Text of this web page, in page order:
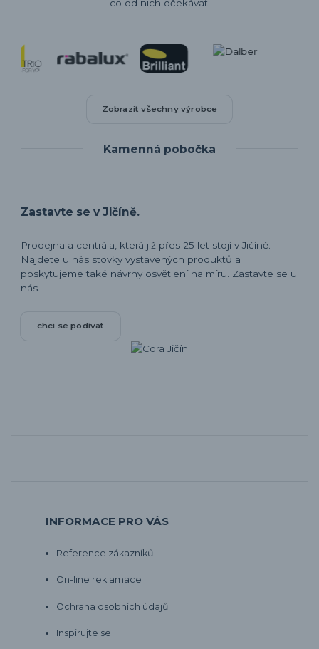
co od nich očekávat.
Zobrazit všechny výrobce
Kamenná pobočka
Zastavte se v Jičíně.
Prodejna a centrála, která již přes 25 let stojí v Jičíně.
Najdete u nás stovky vystavených produktů a
poskytujeme také návrhy osvětlení na míru. Zastavte se u
nás.
chci se podívat
INFORMACE PRO VÁS
Reference zákazníků
On-line reklamace
Ochrana osobních údajů
Inspirujte se